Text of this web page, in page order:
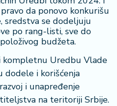
da ponovo konkurišu
sredstva se dodeljuju
po rang-listi, sve do
budžeta.
Uredbu Vlade
dodele i korišćenja
i unapređenje
na teritoriji Srbije.